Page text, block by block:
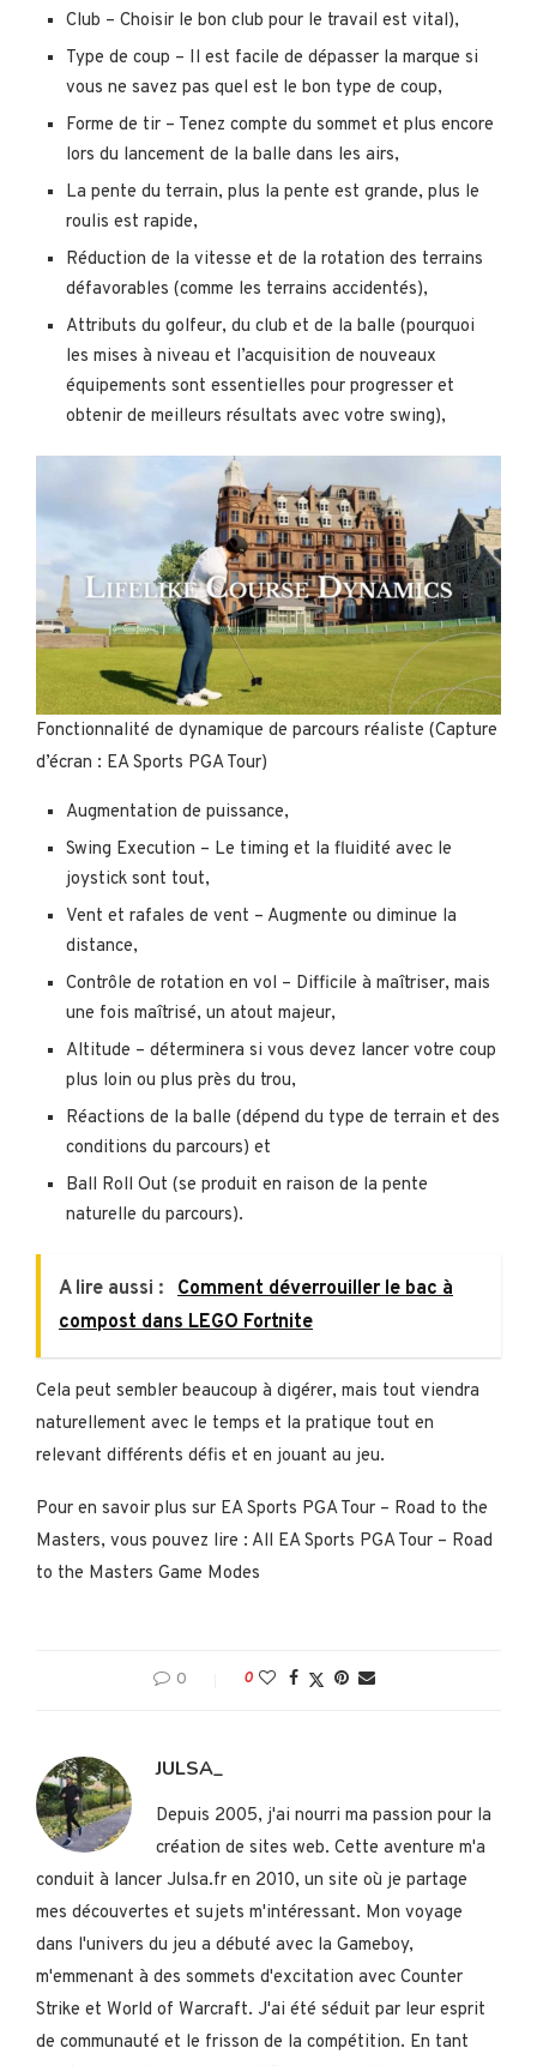
Club – Choisir le bon club pour le travail est vital),
Type de coup – Il est facile de dépasser la marque si
vous ne savez pas quel est le bon type de coup,
Forme de tir – Tenez compte du sommet et plus encore
lors du lancement de la balle dans les airs,
La pente du terrain, plus la pente est grande, plus le
roulis est rapide,
Réduction de la vitesse et de la rotation des terrains
défavorables (comme les terrains accidentés),
Attributs du golfeur, du club et de la balle (pourquoi
les mises à niveau et l’acquisition de nouveaux
équipements sont essentielles pour progresser et
obtenir de meilleurs résultats avec votre swing),
Fonctionnalité de dynamique de parcours réaliste (Capture
d’écran : EA Sports PGA Tour)
Augmentation de puissance,
Swing Execution – Le timing et la fluidité avec le
joystick sont tout,
Vent et rafales de vent – ​​Augmente ou diminue la
distance,
Contrôle de rotation en vol – Difficile à maîtriser, mais
une fois maîtrisé, un atout majeur,
Altitude – déterminera si vous devez lancer votre coup
plus loin ou plus près du trou,
Réactions de la balle (dépend du type de terrain et des
conditions du parcours) et
Ball Roll Out (se produit en raison de la pente
naturelle du parcours).
A lire aussi :
Comment déverrouiller le bac à
compost dans LEGO Fortnite
Cela peut sembler beaucoup à digérer, mais tout viendra
naturellement avec le temps et la pratique tout en
relevant différents défis et en jouant au jeu.
Pour en savoir plus sur EA Sports PGA Tour – Road to the
Masters, vous pouvez lire : All EA Sports PGA Tour – Road
to the Masters Game Modes
0 0
JULSA_
Depuis 2005, j'ai nourri ma passion pour la
création de sites web. Cette aventure m'a
conduit à lancer Julsa.fr en 2010, un site où je partage
mes découvertes et sujets m'intéressant. Mon voyage
dans l'univers du jeu a débuté avec la Gameboy,
m'emmenant à des sommets d'excitation avec Counter
Strike et World of Warcraft. J'ai été séduit par leur esprit
de communauté et le frisson de la compétition. En tant